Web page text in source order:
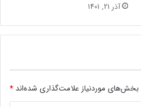
آذر 21, 1401
بخش‌های موردنیاز علامت‌گذاری شده‌اند *